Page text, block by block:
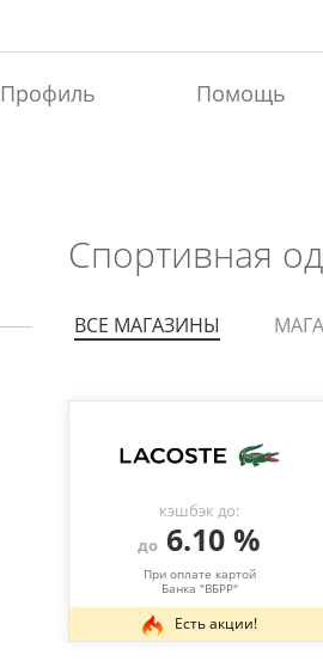
Профиль Помощь
Спортивная
ВСЕ МАГАЗИНЫ
кэшбэк до:
до 6.10 %
При оплате картой
Банка "ВБРР"
Есть акции!